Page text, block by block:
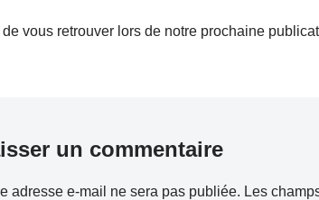
vous retrouver lors de notre prochaine
un commentaire
adresse e-mail ne sera pas publiée. Les